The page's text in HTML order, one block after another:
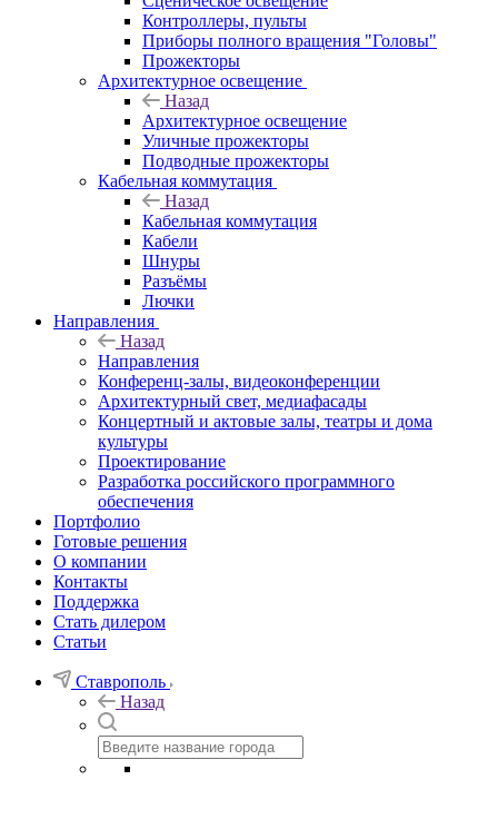
Контроллеры, пульты
Приборы полного вращения "Головы"
Прожекторы
Архитектурное освещение
Назад
Архитектурное освещение
Уличные прожекторы
Подводные прожекторы
Кабельная коммутация
Назад
Кабельная коммутация
Кабели
Шнуры
Разъёмы
Лючки
Направления
Назад
Направления
Конференц-залы, видеоконференции
Архитектурный свет, медиафасады
Концертный и актовые залы, театры и дома
культуры
Проектирование
Разработка российского программного
обеспечения
Портфолио
Готовые решения
О компании
Контакты
Поддержка
Стать дилером
Статьи
Ставрополь
Назад